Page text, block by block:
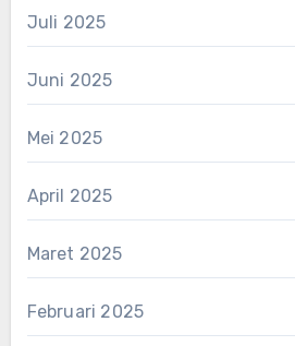
Juli 2025
Juni 2025
Mei 2025
April 2025
Maret 2025
Februari 2025